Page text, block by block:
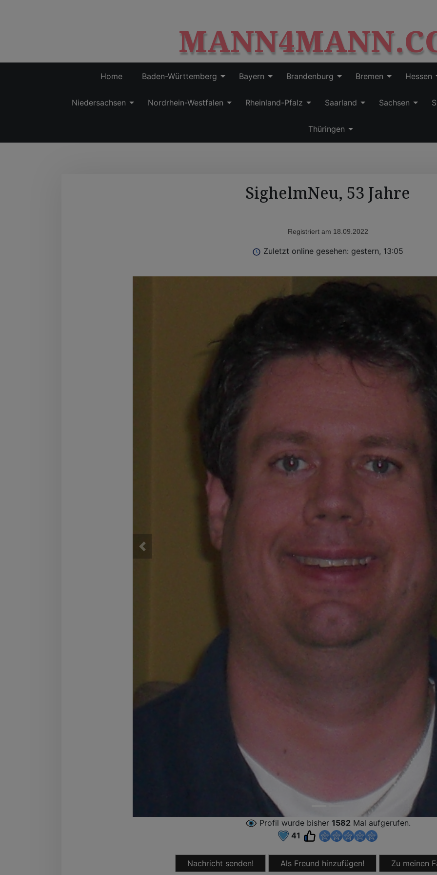
p
t
o
c
n
n
Home Baden-Württemberg Bayern Brandenburg Bremen Hessen
Niedersachsen Nordrhein-Westfalen Rheinland-Pfalz Saarland Sachsen
Thüringen
SighelmNeu, 53 Jahre
Registriert am 18.09.2022
Zuletzt online gesehen: gestern, 13:05
Profil wurde bisher 1582Mal aufgerufen.
41
Nachricht senden! Als Freund hinzufügen! Zu meinen